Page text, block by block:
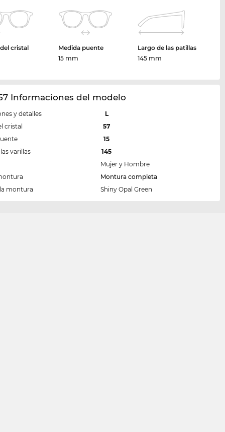
cristal
Medida puente
15 mm
Largo de las patillas
145 mm
Informaciones del modelo
y detalles
L
cristal
57
15
varillas
145
Mujer y Hombre
Montura completa
montura
Shiny Opal Green